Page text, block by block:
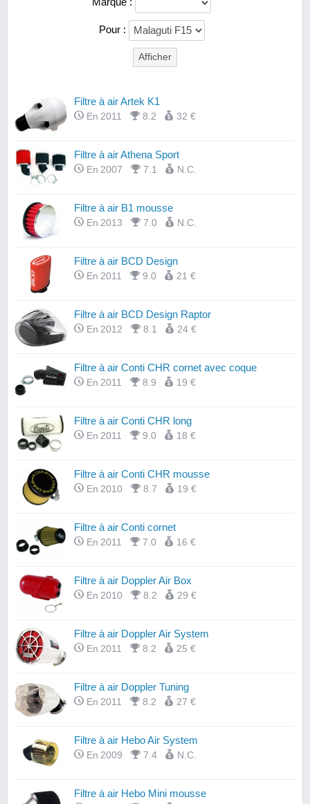
Pour :
Filtre à air Artek K1
En 2011 8.2 32 €
Filtre à air Athena Sport
En 2007 7.1 N.C.
Filtre à air B1 mousse
En 2013 7.0 N.C.
Filtre à air BCD Design
En 2011 9.0 21 €
Filtre à air BCD Design Raptor
En 2012 8.1 24 €
Filtre à air Conti CHR cornet avec coque
En 2011 8.9 19 €
Filtre à air Conti CHR long
En 2011 9.0 18 €
Filtre à air Conti CHR mousse
En 2010 8.7 19 €
Filtre à air Conti cornet
En 2011 7.0 16 €
Filtre à air Doppler Air Box
En 2010 8.2 29 €
Filtre à air Doppler Air System
En 2011 8.2 25 €
Filtre à air Doppler Tuning
En 2011 8.2 27 €
Filtre à air Hebo Air System
En 2009 7.4 N.C.
Filtre à air Hebo Mini mousse